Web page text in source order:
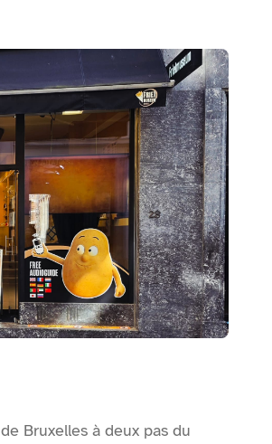
Bruxelles à deux pas du